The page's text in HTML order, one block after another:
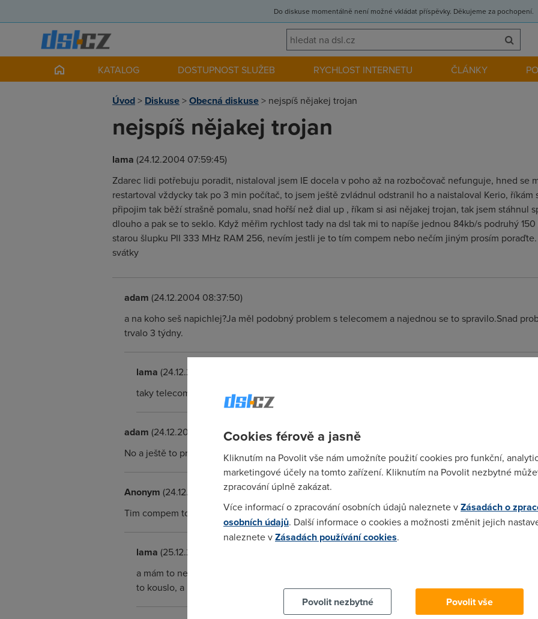
Do diskuse momentálně není možné vkládat příspěvky. Děkujeme za pochopení.
KATALOG DOSTUPNOST SLUŽEB RYCHLOST INTERNETU ČLÁNKY
Úvod> Diskuse>Obecná diskuse> nejspíš nějakej trojan
nejspíš nějakej trojan
lama (24.12.2004 07:59:45)
Zdarec lidi potřebuju poradit, nistaloval jsem IE docela v poho až na rozbočovač nefunguje, hned se
restartoval vždycky tak po 3 min počítač, to jsem ještě zvládnul odstranil ho a naistaloval Kerio, říkám
připojim tak běží strašně pomalu, snad hořší než dial up , říkam si asi nějakej trojan, tak jsem stáhnul
dlouho a pak se to seklo. Když měřim rychlost tady na dsl tak mi to napíše jednou 84kb/s podruhý
starou šlupku PII 333 MHz RAM 256, nevím jestli je to tím compem nebo nečím jiným prosím
svátky
adam (24.12.2004 08:37:50)
a na koho seš napichlej?Ja měl podobný problem s telecomem a najednou se to spravilo.Snad
trvalo 3 týdny.
lama (24.12.2004 09:01:24)
taky telecom ale to se mi nezdá, když jsem to naistaloval tak to jelo 420 kb/s a pak ten první
adam (24.12.2004 08:39:35)
No a ještě to projeď antivirem.Nelepší po restaru.
Anonym (24.12.2004 11:54:20)
Tim compem to nebude. To by nas takovejch bylo :-)) Zkus to jeste sjet Ad-aware (od Lavasoftu).
lama (25.12.2004 16:03:17)
a mám to nechat projet všechno nebo stačí určitou složku, když jsem to nechal projet tím
to kouslo, a nehlo se to dál tak nevím
Cookies férově a jasně
Kliknutím na Povolit vše nám umožníte použití cookies pro funkční,
marketingové účely na tomto zařízení. Kliknutím na Povolit nezbytné
zpracování úplně zakázat.
Více informací o zpracování osobních údajů naleznete vZásadách o
osobních údajů. Další informace o cookies a možnosti změnit jejich
naleznete vZásadách používání cookies.
Povolit nezbytné
Povolit vše